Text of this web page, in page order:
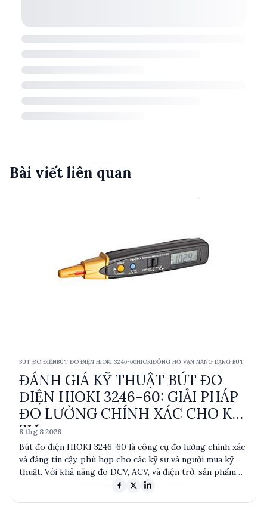
Bài viết liên quan
BÚT ĐO ĐIỆNBÚT ĐO ĐIỆN HIOKI 3246-60HIOKIĐỒNG HỒ VẠN NĂNG DẠNG BÚT
ĐÁNH GIÁ KỸ THUẬT BÚT ĐO
ĐIỆN HIOKI 3246-60: GIẢI PHÁP
ĐO LƯỜNG CHÍNH XÁC CHO KỸ
SƯ
8 thg 8 2026
Bút đo điện HIOKI 3246-60 là công cụ đo lường chính xác
và đáng tin cậy, phù hợp cho các kỹ sư và người mua kỹ
thuật. Với khả năng đo DCV, ACV, và điện trở, sản phẩm
này cung cấp độ chính xác cao và tính năng tự động tắt